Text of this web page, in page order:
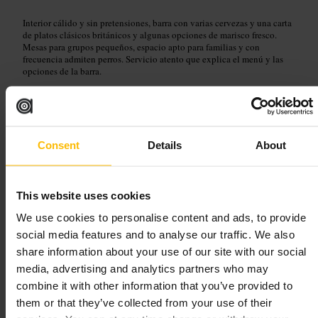
Consent Details About
This website uses cookies
We use cookies to personalise content and ads, to provide
social media features and to analyse our traffic. We also
share information about your use of our site with our social
media, advertising and analytics partners who may
combine it with other information that you’ve provided to
them or that they’ve collected from your use of their
Interior cálido y sin pretensiones, barra con varias cervezas y una carta
de platos clásicos británicos y algunas opciones de marisco fresco.
Mesas para grupos pequeños, espacio apto para familias y con
frecuencia admiten perros. Servicio atento que explica el menú y las
opciones de la barra.
Planifica tu visita
Ve con tiempo si vais en grupo o en fin de semana. Consulta al
tarjeta o contactless si prefieres evitar efectivo. Combínalo con un
https://www.greeneking.co.uk/pubs/greater-london/lucas-arms?utm
_source=g_places&utm_medium=locations&utm_campaign=UC_p
245A Gray's Inn Rd, London WC1X 8QY, Reino Unido
Double Standard
Comida y bebida• Bar•Comida y bebida Restaurante